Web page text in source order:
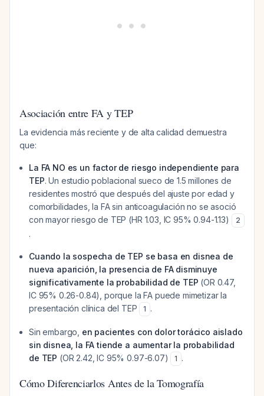
Asociación entre FA y TEP
La evidencia más reciente y de alta calidad demuestra
que:
La FA NO es un factor de riesgo independiente para
TEP. Un estudio poblacional sueco de 1.5 millones de
residentes mostró que después del ajuste por edad y
comorbilidades, la FA sin anticoagulación no se asoció
con mayor riesgo de TEP (HR 1.03, IC 95% 0.94-1.13)
2
.
Cuando la sospecha de TEP se basa en disnea de
nueva aparición, la presencia de FA disminuye
significativamente la probabilidad de TEP (OR 0.47,
IC 95% 0.26-0.84), porque la FA puede mimetizar la
presentación clínica del TEP
1 .
Sin embargo, en pacientes con dolor torácico aislado
sin disnea, la FA tiende a aumentar la probabilidad
de TEP (OR 2.42, IC 95% 0.97-6.07) 1 .
Cómo Diferenciarlos Antes de la Tomografía